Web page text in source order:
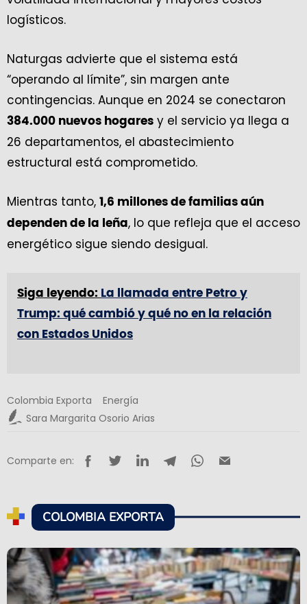
logísticos.
Naturgas advierte que el sistema está
“operando al límite”, sin margen ante
contingencias. Aunque en 2024 se conectaron
384.000 nuevos hogares y el servicio ya llega a
26 departamentos, el abastecimiento
estructural está comprometido.
Mientras tanto, 1,6 millones de familias aún
dependen de la leña, lo que refleja que el acceso
energético sigue siendo desigual.
Siga leyendo: La llamada entre Petro y
Trump: qué cambió y qué no en la relación
con Estados Unidos
Colombia Exporta
Energía
Sara Margarita Osorio Arias
Comparte en:
COLOMBIA EXPORTA